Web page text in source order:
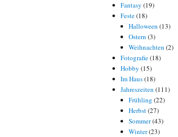
Fantasy (19)
Feste(18)
Halloween (13)
Ostern (3)
Weihnachten (2)
Fotografie(18)
Hobby (15)
Im Haus(18)
Jahreszeiten (111)
Frühling (22)
Herbst(27)
Sommer(43)
Winter(23)